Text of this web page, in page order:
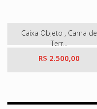
Caixa Objeto , Cama de
Terr...
R$ 2.500,00